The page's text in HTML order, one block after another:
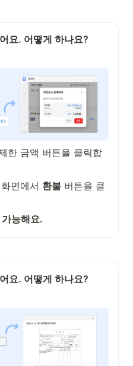
요. 어떻게 하나요?
한 금액 버튼을 클릭합
면에서 환불 버튼을 클
능해요.
요. 어떻게 하나요?